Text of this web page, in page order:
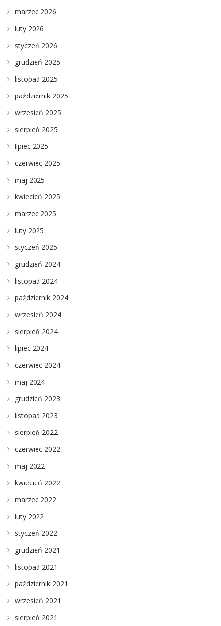
marzec 2026
luty 2026
styczeń 2026
grudzień 2025
listopad 2025
październik 2025
wrzesień 2025
sierpień 2025
lipiec 2025
czerwiec 2025
maj 2025
kwiecień 2025
marzec 2025
luty 2025
styczeń 2025
grudzień 2024
listopad 2024
październik 2024
wrzesień 2024
sierpień 2024
lipiec 2024
czerwiec 2024
maj 2024
grudzień 2023
listopad 2023
sierpień 2022
czerwiec 2022
maj 2022
kwiecień 2022
marzec 2022
luty 2022
styczeń 2022
grudzień 2021
listopad 2021
październik 2021
wrzesień 2021
sierpień 2021